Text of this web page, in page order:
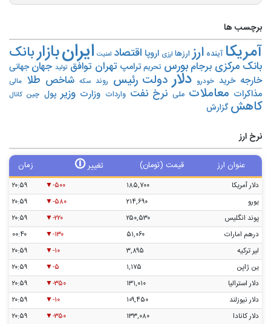
برچسب ها
آمریکا آینده ارز ارزها ارزی اروپا اقتصاد امنیت ایرانبازار بانک
بانک مرکزی برجام بورس تحریم‌ ترامپ تهران توافق تولید جهان جهانی
خارجه خرید خودرو دلار دولت رئیس روند سکه شاخص طلا مالی
مذاکرات معاملات ملی نرخ نفت واردات وزارت وزیر پول چین کانال
کاهش گزارش
نرخ ارز
عنوان ارز قیمت (تومان) تغییر🛈 زمان
دلار آمریکا ۱۸۵,۷۰۰ -۵۰۰
۲۰:۵۹
یورو
۲۱۴,۶۹۰ -۵۸۰
۲۰:۵۹
پوند انگلیس
۲۵۰,۵۳۰ -۲۲۰
۲۰:۵۹
درهم امارات
۵۱,۰۶۰ -۱۳۰
۰۰:۴۰
لیر ترکیه
۳,۸۹۵ -۱۰
۲۰:۵۹
ین ژاپن
۱,۱۷۵ -۵
۲۰:۵۹
دلار استرالیا
۱۳۱,۰۱۰ -۳۵۰
۲۰:۵۹
دلار نیوزلند
۱۰۹,۴۵۰ -۱۰
۲۰:۵۹
دلار کانادا
۱۳۳,۰۸۰ -۳۵۰ ۲۰:۵۹